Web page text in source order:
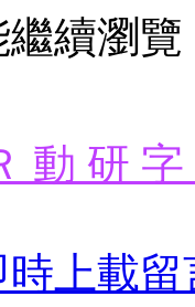
續瀏覽
動 研
上載